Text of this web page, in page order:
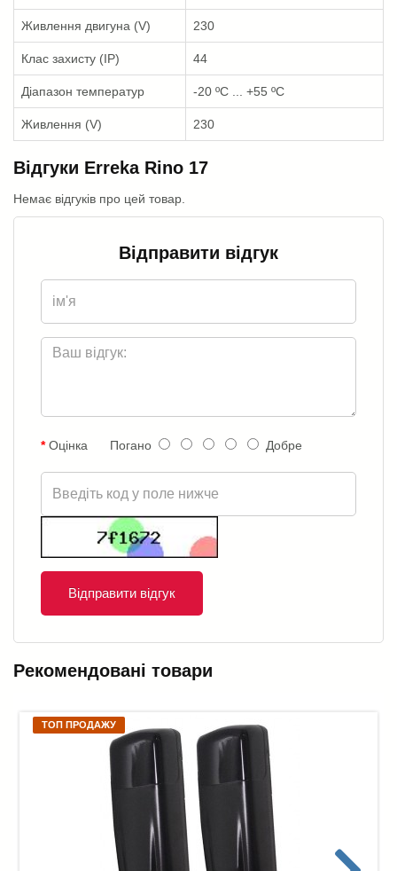
Живлення двигуна (V) 230
Клас захисту (IP) 44
Діапазон температур -20 ºС ... +55 ºС
Живлення (V) 230
Відгуки Erreka Rino 17
Немає відгуків про цей товар.
Відправити відгук
Оцінка Погано Добре
Відправити відгук
Рекомендовані товари
ТОП ПРОДАЖУ